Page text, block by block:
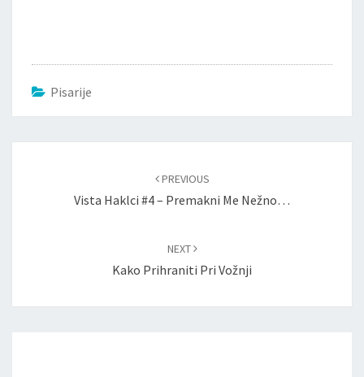
Pisarije
PREVIOUS
Vista Haklci #4 – Premakni Me Nežno…
NEXT
Kako Prihraniti Pri Vožnji